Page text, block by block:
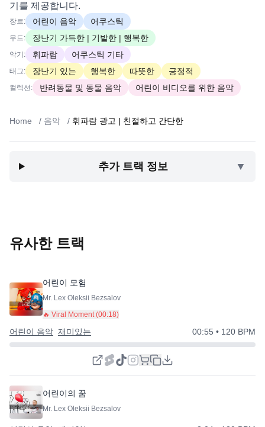
기를 제공합니다.
장르: 어린이 음악 어쿠스틱
무드: 장난기 가득한 | 기발한 | 행복한
악기: 휘파람 어쿠스틱 기타
태그: 장난기 있는 행복한 따뜻한 긍정적
컬렉션: 반려동물 및 동물 음악 어린이 비디오를 위한 음악
Home / 음악 / 휘파람 광고 | 친절하고 간단한
추가 트랙 정보 ▼
유사한 트랙
어린이 모험
Mr. Lex Oleksii Bezsalov
🔥 Viral Moment (00:18)
어린이 음악 재미있는 00:55 • 120 BPM
어린이의 꿈
Mr. Lex Oleksii Bezsalov